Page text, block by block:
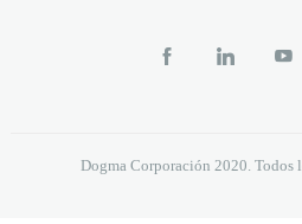
Dogma Corporación 2020. Todos